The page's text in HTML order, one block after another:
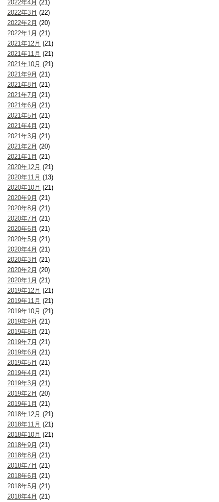
2022年4月 (21)
2022年3月 (22)
2022年2月 (20)
2022年1月 (21)
2021年12月 (21)
2021年11月 (21)
2021年10月 (21)
2021年9月 (21)
2021年8月 (21)
2021年7月 (21)
2021年6月 (21)
2021年5月 (21)
2021年4月 (21)
2021年3月 (21)
2021年2月 (20)
2021年1月 (21)
2020年12月 (21)
2020年11月 (13)
2020年10月 (21)
2020年9月 (21)
2020年8月 (21)
2020年7月 (21)
2020年6月 (21)
2020年5月 (21)
2020年4月 (21)
2020年3月 (21)
2020年2月 (20)
2020年1月 (21)
2019年12月 (21)
2019年11月 (21)
2019年10月 (21)
2019年9月 (21)
2019年8月 (21)
2019年7月 (21)
2019年6月 (21)
2019年5月 (21)
2019年4月 (21)
2019年3月 (21)
2019年2月 (20)
2019年1月 (21)
2018年12月 (21)
2018年11月 (21)
2018年10月 (21)
2018年9月 (21)
2018年8月 (21)
2018年7月 (21)
2018年6月 (21)
2018年5月 (21)
2018年4月 (21)